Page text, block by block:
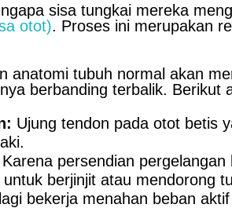
sisa tungkai mereka
otot). Proses ini merupakan
anatomi tubuh normal akan
berbanding terbalik. Berikut
Ujung tendon pada otot betis
Karena persendian
berjinjit atau mendorong
bekerja menahan beban